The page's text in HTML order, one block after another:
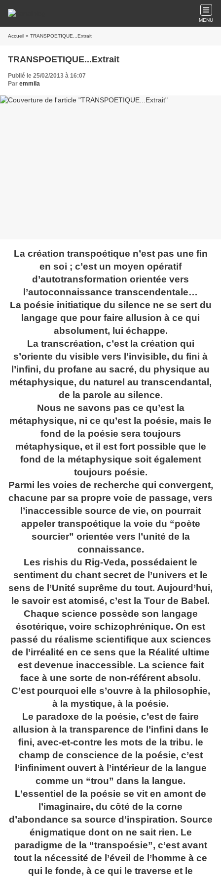
MENU
Accueil » TRANSPOETIQUE...Extrait
TRANSPOETIQUE...Extrait
Publié le 25/02/2013 à 16:07
Par emmila
La création transpoétique n’est pas une fin
en soi ; c’est un moyen opératif
d’autotransformation orientée vers
l’autoconnaissance transcendentale…
La poésie initiatique du silence ne se sert du
langage que pour faire allusion à ce qui
absolument, lui échappe.
La transcréation, c’est la création qui
s’oriente du visible vers l’invisible, du fini à
l’infini, du profane au sacré, du physique au
métaphysique, du naturel au transcendantal,
de la parole au silence.
Nous ne savons pas ce qu’est la
métaphysique, ni ce qu’est la poésie, mais le
fond de la poésie sera toujours
métaphysique, et il est fort possible que le
fond de la métaphysique soit également
toujours poésie.
Parmi les voies de recherche qui convergent,
chacune par sa propre voie de passage, vers
l’inaccessible source de vie, on pourrait
appeler transpoétique la voie du “poète
sourcier” orientée vers l’unité de la
connaissance.
Les rishis du Rig-Veda, possédaient le
sentiment du chant secret de l’univers et le
sens de l’Unité suprême du tout. Aujourd’hui,
le savoir est atomisé, c’est la Tour de Babel.
Chaque science possède son langage
ésotérique, voire schizophrénique. On est
passé du réalisme scientifique aux sciences
de l’irréalité en ce sens que la Réalité ultime
est devenue inaccessible. La science fait
face à une sorte de non-référent absolu.
C’est pourquoi elle s’ouvre à la philosophie,
à la mystique, à la poésie.
Le paradoxe de la poésie, c’est de faire
allusion à la transparence de l’infini dans le
fini, avec-et-contre les mots de la tribu. le
champ de conscience de la poésie, c’est
l’infiniment ouvert à l’intérieur de la langue
comme un “trou” dans la langue.
L’essentiel de la poésie se vit en amont de
l’imaginaire, du côté de la corne
d’abondance sa source d’inspiration. Source
énigmatique dont on ne sait rien. Le
paradigme de la “transpoésie”, c’est avant
tout la nécessité de l’éveil de l’homme à ce
qui le fonde, à ce qui le traverse et le